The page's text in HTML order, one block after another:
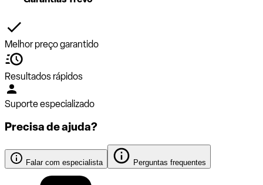
Melhor preço garantido
Resultados rápidos
Suporte especializado
Precisa de ajuda?
Falar com especialista Perguntas frequentes